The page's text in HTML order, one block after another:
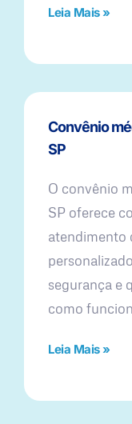
Leia Mais »
Convênio
SP
O convênio
SP oferece
atendimento
segurança e
como
Leia Mais »